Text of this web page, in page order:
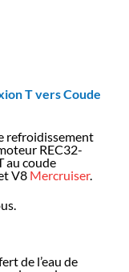
T vers Coude
refroidissement
REC32-
au coude
V8 Mercruiser.
de l’eau de